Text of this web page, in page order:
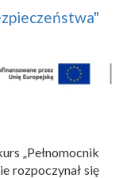
„Pełnomocnik
rozpoczynał się